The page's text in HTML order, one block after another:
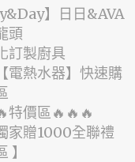
】️日日&AVA
頭
訂製廚具
電熱水器】快速購
特價區🔥🔥🔥
家贈1000全聯禮
】